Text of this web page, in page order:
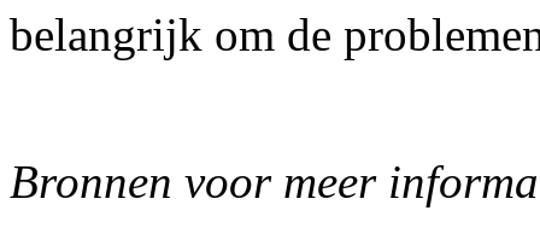
belangrijk om de
Bronnen voor meer